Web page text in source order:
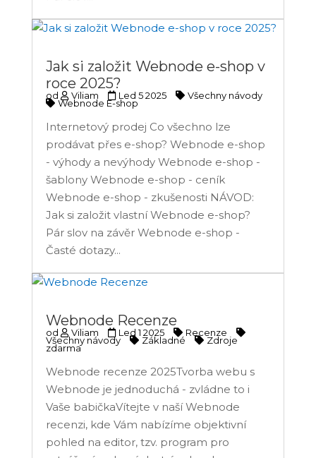
Jak si založit Webnode e-shop v
roce 2025?
od Viliam Led 5 2025 Všechny návody
Webnode E-shop
Internetový prodej Co všechno lze
prodávat přes e-shop? Webnode e-shop
- výhody a nevýhody Webnode e-shop -
šablony Webnode e-shop - ceník
Webnode e-shop - zkušenosti NÁVOD:
Jak si založit vlastní Webnode e-shop?
Pár slov na závěr Webnode e-shop -
Časté dotazy...
Webnode Recenze
od Viliam Led 1 2025 Recenze
Všechny návody Základné Zdroje
zdarma
Webnode recenze 2025Tvorba webu s
Webnode je jednoduchá - zvládne to i
Vaše babičkaVítejte v naší Webnode
recenzi, kde Vám nabízíme objektivní
pohled na editor, tzv. program pro